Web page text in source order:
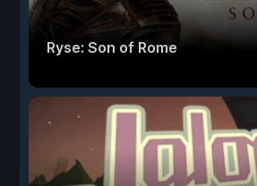
Ryse: Son of Rome